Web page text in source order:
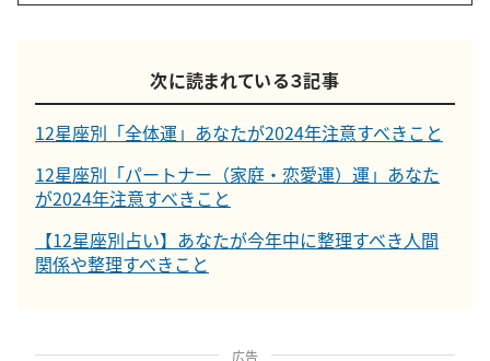
次に読まれている３記事
12星座別「全体運」あなたが2024年注意すべきこと
12星座別「パートナー（家庭・恋愛運）運」あなた
が2024年注意すべきこと
【12星座別占い】あなたが今年中に整理すべき人間
関係や整理すべきこと
広告